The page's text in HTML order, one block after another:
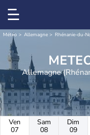
Météo Allemagne
Allemagne
Ven
07
Sam
08
Dim
09